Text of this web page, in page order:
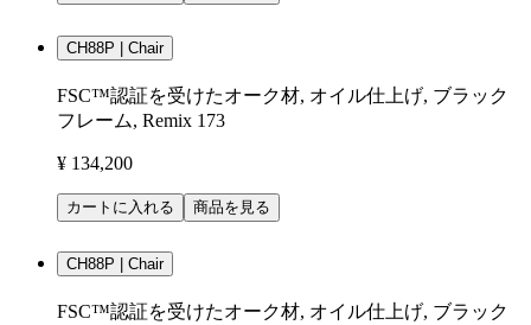
CH88P | Chair
FSC™認証を受けたオーク材, オイル仕上げ, ブラック
フレーム, Remix 173
¥ 134,200
カートに入れる 商品を見る
CH88P | Chair
FSC™認証を受けたオーク材, オイル仕上げ, ブラック